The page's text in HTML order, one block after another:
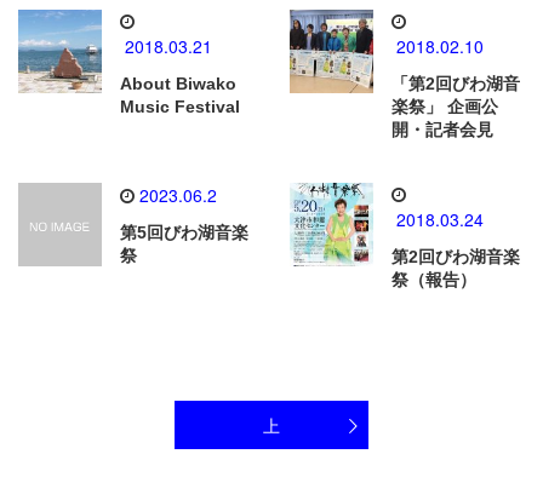
2018.03.21
About Biwako
Music Festival
2018.02.10
「第2回びわ湖音
楽祭」 企画公
開・記者会見
2023.06.2
第5回びわ湖音楽
祭
2018.03.24
第2回びわ湖音楽
祭（報告）
上